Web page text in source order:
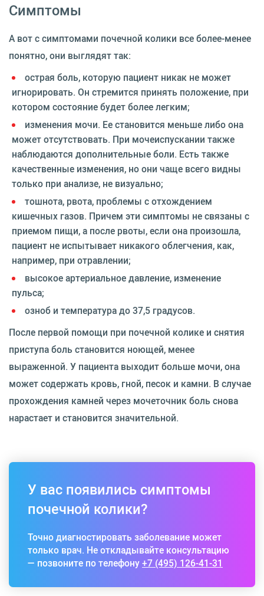
Симптомы
А вот с симптомами почечной колики все более-менее
понятно, они выглядят так:
острая боль, которую пациент никак не может
игнорировать. Он стремится принять положение, при
котором состояние будет более легким;
изменения мочи. Ее становится меньше либо она
может отсутствовать. При мочеиспускании также
наблюдаются дополнительные боли. Есть также
качественные изменения, но они чаще всего видны
только при анализе, не визуально;
тошнота, рвота, проблемы с отхождением
кишечных газов. Причем эти симптомы не связаны с
приемом пищи, а после рвоты, если она произошла,
пациент не испытывает никакого облегчения, как,
например, при отравлении;
высокое артериальное давление, изменение
пульса;
озноб и температура до 37,5 градусов.
После первой помощи при почечной колике и снятия
приступа боль становится ноющей, менее
выраженной. У пациента выходит больше мочи, она
может содержать кровь, гной, песок и камни. В случае
прохождения камней через мочеточник боль снова
нарастает и становится значительной.
У вас появились симптомы
почечной колики?
Точно диагностировать заболевание может
только врач. Не откладывайте консультацию
— позвоните по телефону+7 (495) 126-41-31